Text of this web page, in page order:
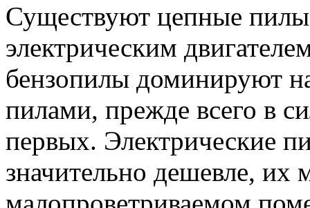
Существуют цепные
электрическим
бензопилы доминируют
пилами, прежде всего в
первых. Электрические
значительно дешевле, их